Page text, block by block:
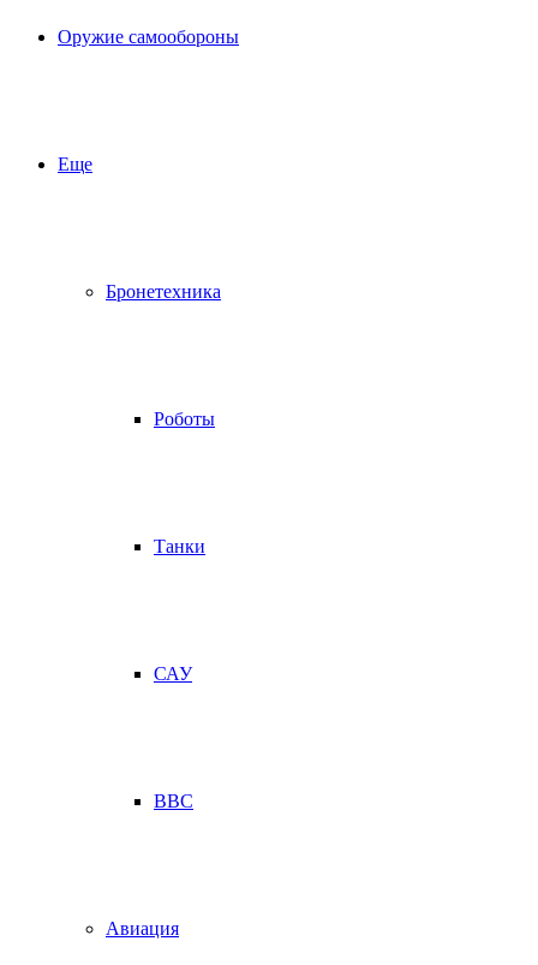
Оружие самообороны
Еще
Бронетехника
Роботы
Танки
САУ
ВВС
Авиация